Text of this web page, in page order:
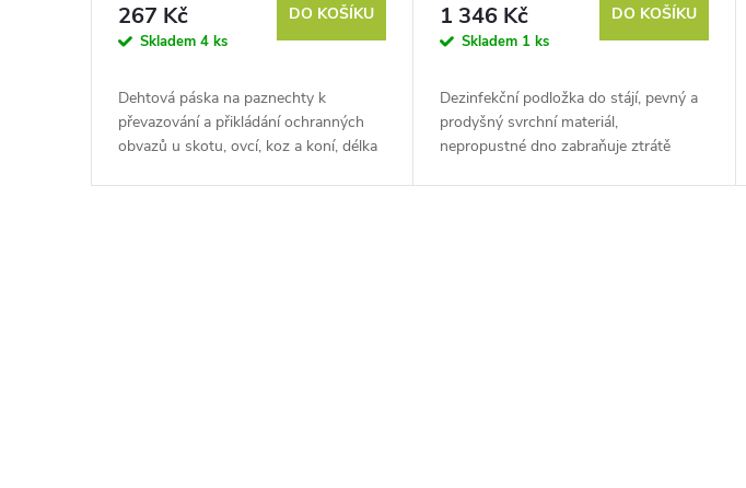
267 Kč
Skladem 4 ks
DO KOŠÍKU
Dehtová páska na paznechty k
převazování a přikládání ochranných
obvazů u skotu, ovcí, koz a koní, délka
1 346 Kč
Skladem 1 ks
DO KOŠÍKU
Dezinfekční podložka do stájí, pevný a
prodyšný svrchní materiál,
nepropustné dno zabraňuje ztrátě